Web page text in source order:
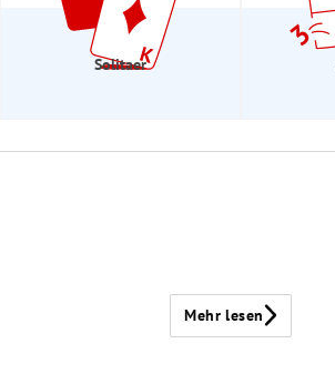
Solitaer
Mehr lesen